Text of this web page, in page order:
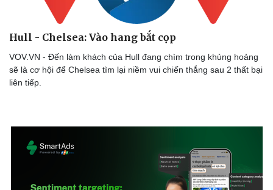
Hull - Chelsea: Vào hang bắt cọp
VOV.VN - Đến làm khách của Hull đang chìm trong khủng hoảng
sẽ là cơ hội để Chelsea tìm lại niềm vui chiến thắng sau 2 thất bại
liên tiếp.